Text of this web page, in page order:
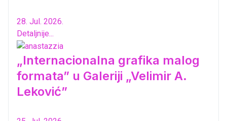
28. Jul. 2026.
Detaljnije...
„Internacionalna grafika malog
formata” u Galeriji „Velimir A.
Leković”